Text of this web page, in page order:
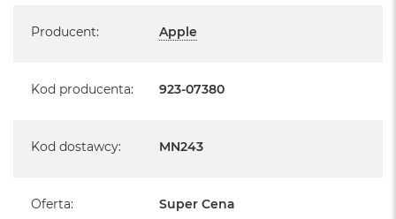
i
a
o
i
Producent: Apple
Kod producenta: 923-07380
Kod dostawcy: MN243
Oferta: Super Cena